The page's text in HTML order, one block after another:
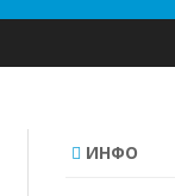
ИНФО